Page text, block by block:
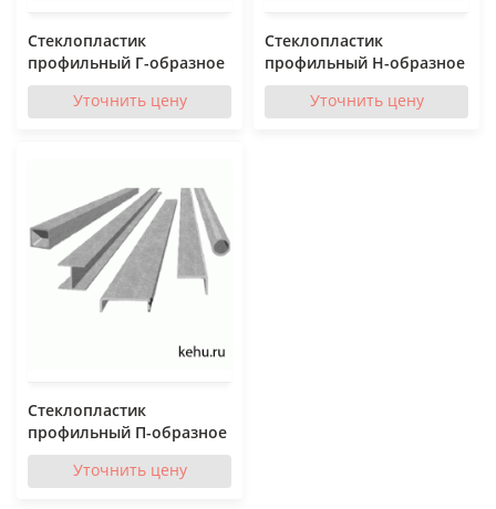
Стеклопластик
профильный Г-образное
Уточнить цену
Стеклопластик
профильный Н-образное
Уточнить цену
Стеклопластик
профильный П-образное
Уточнить цену